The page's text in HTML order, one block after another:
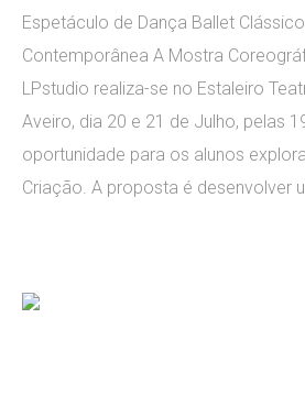
Espetáculo de Dança Ballet
Contemporânea A Mostra
LPstudio realiza-se no Estaleiro
Aveiro, dia 20 e 21 de Julho, pelas
oportunidade para os alunos
Criação. A proposta é desenvolver